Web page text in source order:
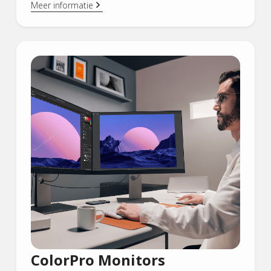
Meer informatie
ColorPro Monitors